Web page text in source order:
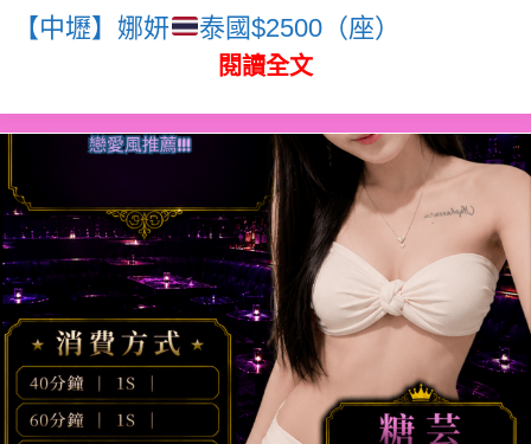
【中壢】娜妍 泰國$2500（座）
閱讀全文